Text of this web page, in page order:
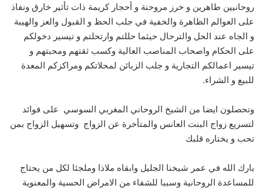
روحانيين طاهرين و خرز مروحنة و أحجار كريمة ذات تأثير خارق ونفاذ
على العوالم الظاهرة والخفية في جلب الحظ و القبول والعز والهيبة
و الجاه عند الحل والترحال حيثما حللتم وارتحلتم و تيسير دخولكم
على الحكام واصحاب المناصب العالية وكسب ثقتهم ومحبتهم و
تيسير اعمالكم التجارية و جلب الزبائن لمحلاتكم ومراكزكم المعدة
للبيع و الشراء.
وتحصلون ايضا من الشيخ الروحاني المغربي السوسي على فوائد
لتسريع زواج البنت العانس والمتأخرة عن الزواج وتسهيل الزواج بمن
تحب و يختاره قلبك
بارك الله في عمر شيخنا الجليل وابقاه ملاذا وملجئا لكل من يحتاج
للمساعدة الروحانية وسببا للشفاء من الامراض الحسية والمعنوية